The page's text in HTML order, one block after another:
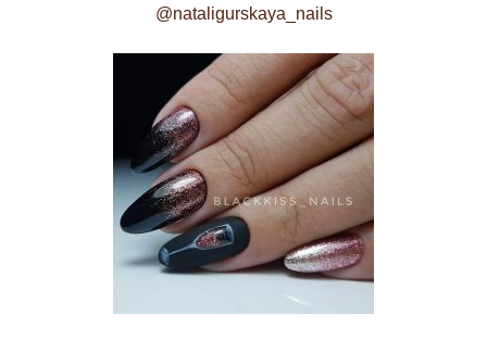
@nataligurskaya_nails